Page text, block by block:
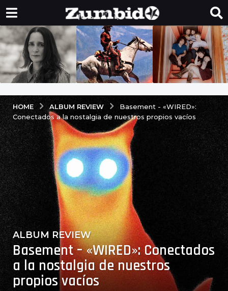
HOME ALBUM REVIEW
Basement - «WIRED»:
Conectados a la nostalgia de nuestros propios vacíos
2
m
s
e
ALBUM REVIEW
Basement – «WIRED»: Conectados
a la nostalgia de nuestros
propios vacíos